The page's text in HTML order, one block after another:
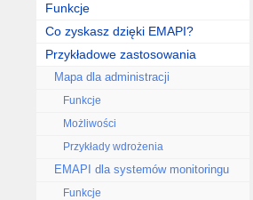
Funkcje
Co zyskasz dzięki EMAPI?
Przykładowe zastosowania
Mapa dla administracji
Funkcje
Możliwości
Przykłady wdrożenia
EMAPI dla systemów monitoringu
Funkcje